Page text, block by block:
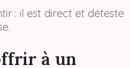
: il est direct et déteste
à un